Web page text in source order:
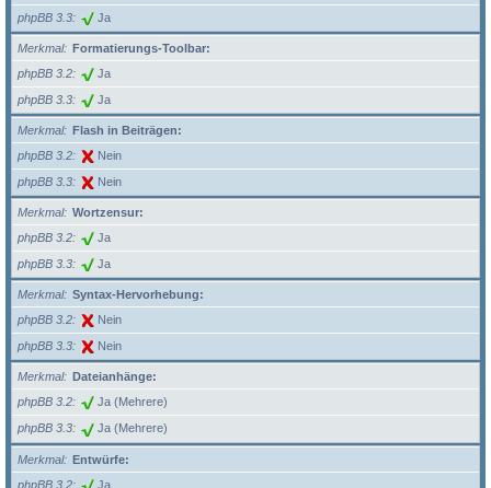
phpBB 3.3 Ja
Merkmal
Formatierungs-Toolbar:
phpBB 3.2
Ja
phpBB 3.3 Ja
Merkmal
Flash in Beiträgen:
phpBB 3.2
Nein
phpBB 3.3 Nein
Merkmal
Wortzensur:
phpBB 3.2
Ja
phpBB 3.3 Ja
Merkmal
Syntax-Hervorhebung:
phpBB 3.2
Nein
phpBB 3.3 Nein
Merkmal
Dateianhänge:
phpBB 3.2
Ja (Mehrere)
phpBB 3.3 Ja (Mehrere)
Merkmal
Entwürfe:
phpBB 3.2
Ja